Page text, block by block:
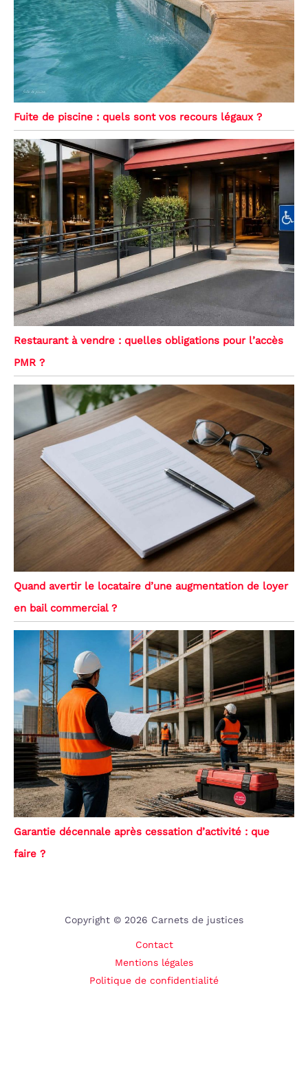
Fuite de piscine : quels sont vos recours légaux ?
Restaurant à vendre : quelles obligations pour l’accès
PMR ?
Quand avertir le locataire d’une augmentation de loyer
en bail commercial ?
Garantie décennale après cessation d’activité : que
faire ?
Copyright © 2026 Carnets de justices
Contact
Mentions légales
Politique de confidentialité